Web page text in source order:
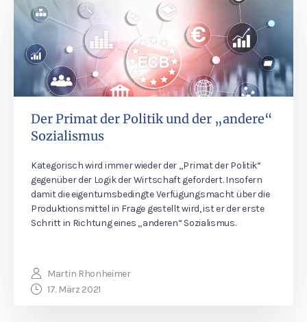
Der Primat der Politik und der „andere“
Sozialismus
Kategorisch wird immer wieder der „Primat der Politik“
gegenüber der Logik der Wirtschaft gefordert. Insofern
damit die eigentumsbedingte Verfügungsmacht über die
Produktionsmittel in Frage gestellt wird, ist er der erste
Schritt in Richtung eines „anderen“ Sozialismus.
Martin Rhonheimer
17. März 2021